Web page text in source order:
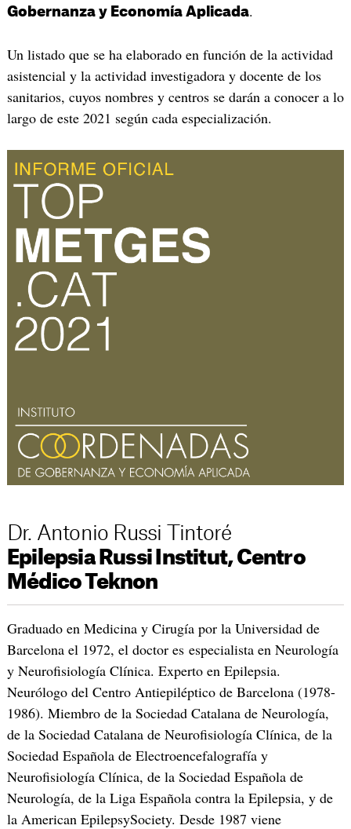
Gobernanza y Economía Aplicada.
Un listado que se ha elaborado en función de la actividad
asistencial y la actividad investigadora y docente de los
sanitarios, cuyos nombres y centros se darán a conocer a lo
largo de este 2021 según cada especialización.
Dr. Antonio Russi Tintoré
Epilepsia Russi Institut, Centro
Médico Teknon
Graduado en Medicina y Cirugía por la Universidad de
Barcelona el 1972, el doctor es especialista en Neurología
y Neurofisiología Clínica. Experto en Epilepsia.
Neurólogo del Centro Antiepiléptico de Barcelona (1978-
1986). Miembro de la Sociedad Catalana de Neurología,
de la Sociedad Catalana de Neurofisiología Clínica, de la
Sociedad Española de Electroencefalografía y
Neurofisiología Clínica, de la Sociedad Española de
Neurología, de la Liga Española contra la Epilepsia, y de
la American EpilepsySociety. Desde 1987 viene